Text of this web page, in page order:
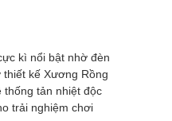
kì nổi bật nhờ đèn
kế Xương Rồng
thống tản nhiệt độc
trải nghiệm chơi